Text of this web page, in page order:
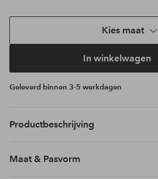
Kies maat
In winkelwagen
Geleverd binnen 3-5 werkdagen
Productbeschrijving
Maat & Pasvorm